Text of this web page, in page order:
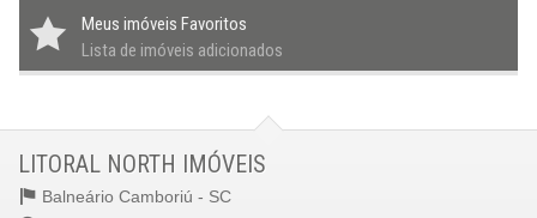
Meus imóveis Favoritos
Lista de imóveis adicionados
LITORAL NORTH IMÓVEIS
Balneário Camboriú - SC